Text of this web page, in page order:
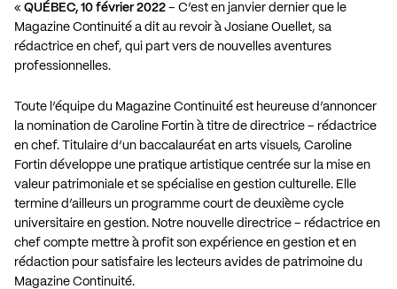
« QUÉBEC, 10 février 2022 – C’est en janvier dernier que le
Magazine Continuité a dit au revoir à Josiane Ouellet, sa
rédactrice en chef, qui part vers de nouvelles aventures
professionnelles.
Toute l’équipe du Magazine Continuité est heureuse d’annoncer
la nomination de Caroline Fortin à titre de directrice – rédactrice
en chef. Titulaire d’un baccalauréat en arts visuels, Caroline
Fortin développe une pratique artistique centrée sur la mise en
valeur patrimoniale et se spécialise en gestion culturelle. Elle
termine d’ailleurs un programme court de deuxième cycle
universitaire en gestion. Notre nouvelle directrice – rédactrice en
chef compte mettre à profit son expérience en gestion et en
rédaction pour satisfaire les lecteurs avides de patrimoine du
Magazine Continuité.